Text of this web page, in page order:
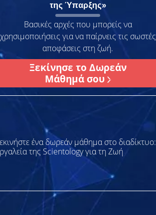
της Ύπαρξης»
Βασικές αρχές που μπορείς να
χρησιμοποιήσεις για να παίρνεις τις σωστές
αποφάσεις στη ζωή.
Ξεκίνησε το Δωρεάν
Μάθημά σου
ένα δωρεάν μάθημα στο διαδίκτυο:
της Scientology για τη Ζωή